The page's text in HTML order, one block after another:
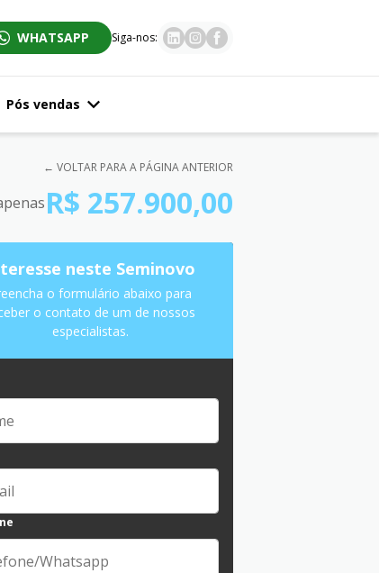
WHATSAPP Siga-nos:
Pós vendas
← VOLTAR PARA A PÁGINA ANTERIOR
R$ 257.900,00
neste Seminovo
o formulário abaixo para
o contato de um de nossos
especialistas.